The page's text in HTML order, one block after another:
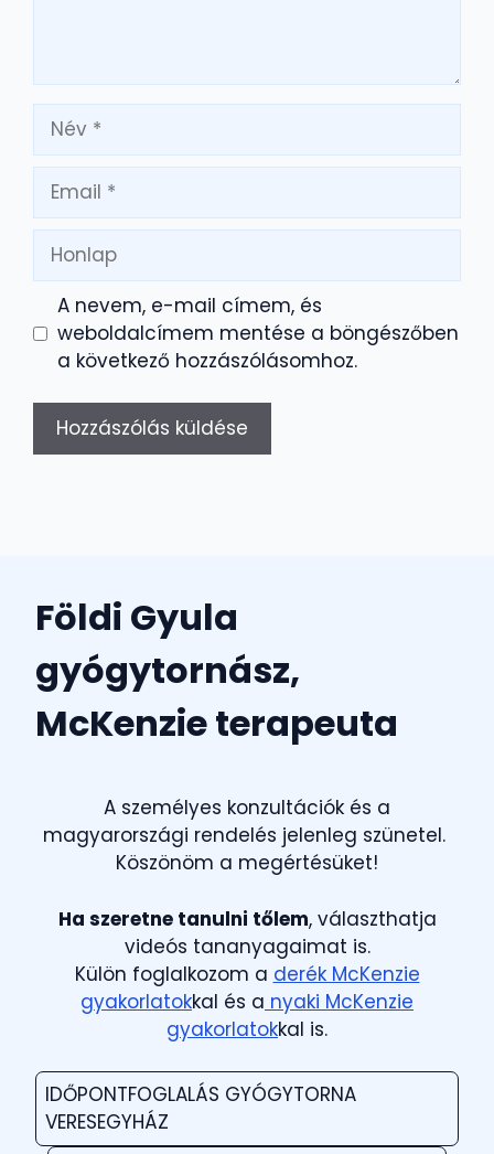
Név
Email
Honlap
A nevem, e-mail címem, és
weboldalcímem mentése a böngészőben
a következő hozzászólásomhoz.
Földi Gyula
gyógytornász,
McKenzie terapeuta
A személyes konzultációk és a
magyarországi rendelés jelenleg szünetel.
Köszönöm a megértésüket!
Ha szeretne tanulni tőlem, választhatja
videós tananyagaimat is.
Külön foglalkozom a derék McKenzie
gyakorlatokkal és a nyaki McKenzie
gyakorlatokkal is.
IDŐPONTFOGLALÁS GYÓGYTORNA
VERESEGYHÁZ